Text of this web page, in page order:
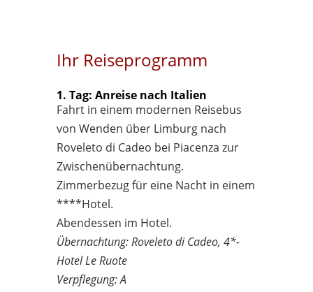
Ihr Reiseprogramm
1. Tag: Anreise nach Italien
Fahrt in einem modernen Reisebus
von Wenden über Limburg nach
Roveleto di Cadeo bei Piacenza zur
Zwischenübernachtung.
Zimmerbezug für eine Nacht in einem
****Hotel.
Abendessen im Hotel.
Übernachtung: Roveleto di Cadeo, 4*-
Hotel Le Ruote
Verpflegung: A